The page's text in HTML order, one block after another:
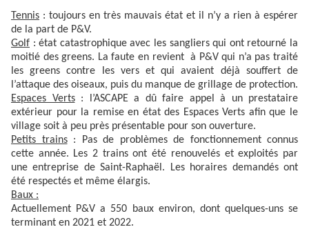
Tennis : toujours en très mauvais état et il n’y a rien à espérer
de la part de P&V.
Golf : état catastrophique avec les sangliers qui ont retourné la
moitié des greens. La faute en revient à P&V qui n’a pas traité
les greens contre les vers et qui avaient déjà souffert de
l’attaque des oiseaux, puis du manque de grillage de protection.
Espaces Verts: l’ASCAPE a dû faire appel à un prestataire
extérieur pour la remise en état des Espaces Verts afin que le
village soit à peu près présentable pour son ouverture.
Petits trains: Pas de problèmes de fonctionnement connus
cette année. Les 2 trains ont été renouvelés et exploités par
une entreprise de Saint-Raphaël. Les horaires demandés ont
été respectés et même élargis.
Baux :
Actuellement P&V a 550 baux environ, dont quelques-uns se
terminant en 2021 et 2022.